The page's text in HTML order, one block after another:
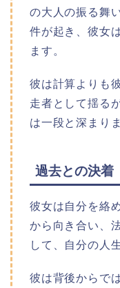
の大人の振る舞
件が起き、彼女
ます。
彼は計算よりも
走者として揺る
は一段と深まりま
過去との決着
彼女は自分を絡
から向き合い、
して、自分の人
彼は背後からで